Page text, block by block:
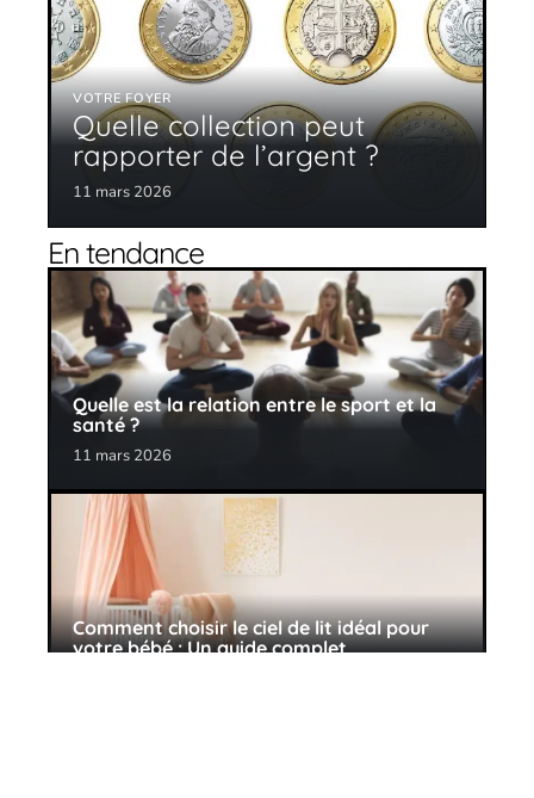
VOTRE FOYER
Quelle collection peut
rapporter de l’argent ?
11 mars 2026
En tendance
Quelle est la relation entre le sport et la
santé ?
11 mars 2026
Comment choisir le ciel de lit idéal pour
votre bébé : Un guide complet